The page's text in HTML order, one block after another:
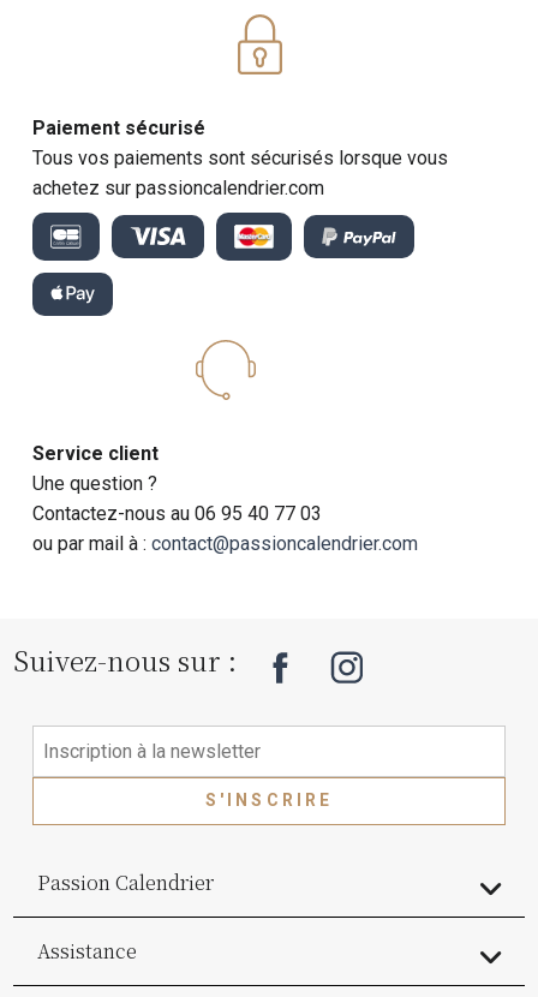
Paiement sécurisé
Tous vos paiements sont sécurisés lorsque vous
achetez sur passioncalendrier.com
Service client
Une question ?
Contactez-nous au 06 95 40 77 03
ou par mail à :contact@passioncalendrier.com
Suivez-nous sur :
S'INSCRIRE
Passion Calendrier
Assistance